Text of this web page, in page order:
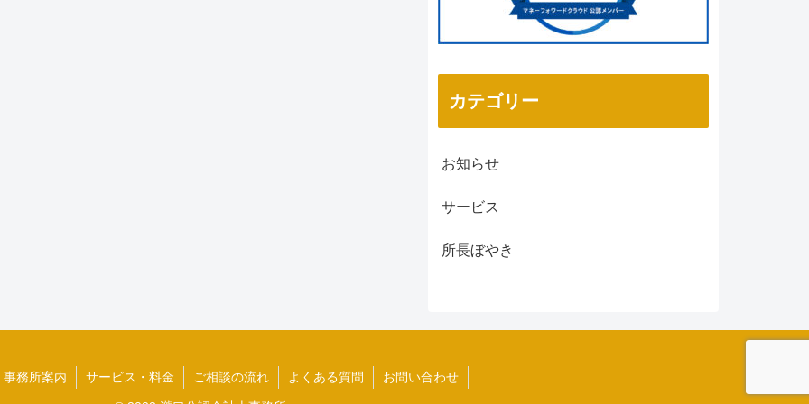
カテゴリー
お知らせ
サービス
所長ぼやき
事務所案内 サービス・料金 ご相談の流れ よくある質問 お問い合わせ